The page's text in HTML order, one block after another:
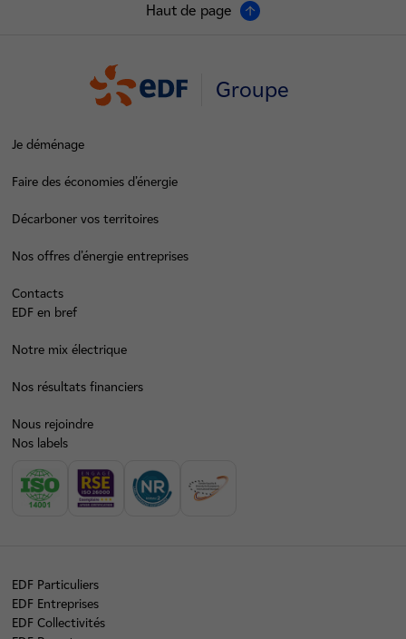
Haut de page
Groupe
Je déménage
Faire des économies d’énergie
Décarboner vos territoires
Nos offres d’énergie entreprises
Contacts
EDF en bref
Notre mix électrique
Nos résultats financiers
Nous rejoindre
Nos labels
EDF Particuliers
EDF Entreprises
EDF Collectivités